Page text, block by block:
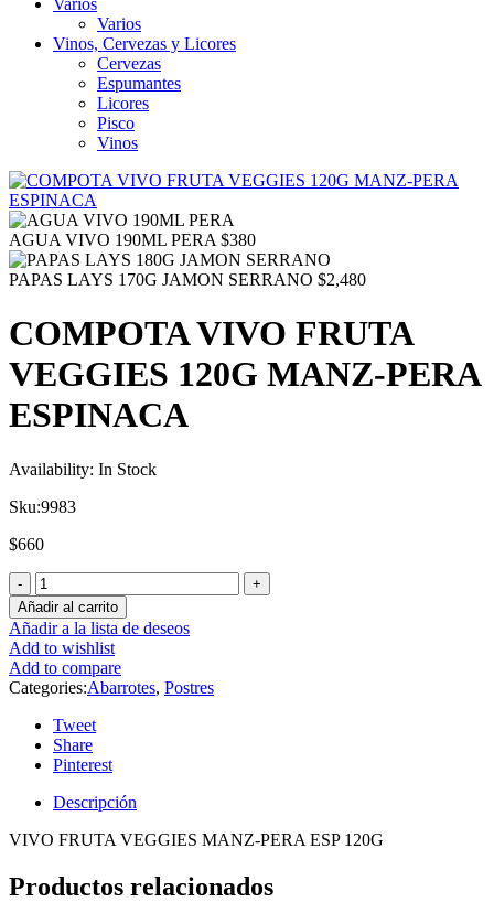
Varios
Varios
Vinos, Cervezas y Licores
Cervezas
Espumantes
Licores
Pisco
Vinos
AGUA VIVO 190ML PERA $380
PAPAS LAYS 170G JAMON SERRANO $2,480
COMPOTA VIVO FRUTA
VEGGIES 120G MANZ-PERA
ESPINACA
Availability: In Stock
Sku:9983
$660
Añadir al carrito
Añadir a la lista de deseos
Add to wishlist
Add to compare
Categories:Abarrotes, Postres
Tweet
Share
Pinterest
Descripción
VIVO FRUTA VEGGIES MANZ-PERA ESP 120G
Productos relacionados